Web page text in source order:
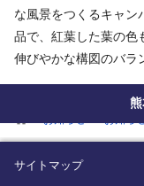
home
な風景をつくるキャン
品で、紅葉した葉の色
伸びやかな構図のバラ
サイトマップ